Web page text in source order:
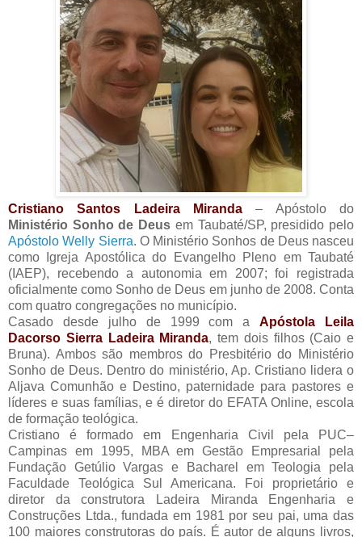
Cristiano Santos Ladeira Miranda – Apóstolo do
Ministério Sonho de Deus em Taubaté/SP, presidido pelo
Apóstolo Welly Sierra. O Ministério Sonhos de Deus nasceu
como Igreja Apostólica do Evangelho Pleno em Taubaté
(IAEP), recebendo a autonomia em 2007; foi registrada
oficialmente como Sonho de Deus em junho de 2008. Conta
com quatro congregações no município.
Casado desde julho de 1999 com aApóstola Leila
Dacorso Sierra Ladeira Miranda, tem dois filhos (Caio e
Bruna). Ambos são membros do Presbitério do Ministério
Sonho de Deus. Dentro do ministério, Ap. Cristiano lidera o
Aljava Comunhão e Destino, paternidade para pastores e
líderes e suas famílias, e é diretor do EFATA Online, escola
de formação teológica.
Cristiano é formado em Engenharia Civil pela PUC–
Campinas em 1995, MBA em Gestão Empresarial pela
Fundação Getúlio Vargas e Bacharel em Teologia pela
Faculdade Teológica Sul Americana. Foi proprietário e
diretor da construtora Ladeira Miranda Engenharia e
Construções Ltda., fundada em 1981 por seu pai, uma das
100 maiores construtoras do país. É autor de alguns livros,